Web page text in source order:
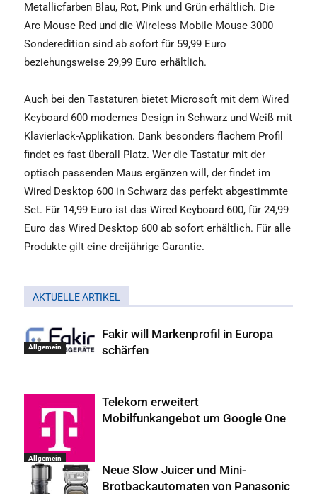
Metallicfarben Blau, Rot, Pink und Grün erhältlich. Die
Arc Mouse Red und die Wireless Mobile Mouse 3000
Sonderedition sind ab sofort für 59,99 Euro
beziehungsweise 29,99 Euro erhältlich.
Auch bei den Tastaturen bietet Microsoft mit dem Wired
Keyboard 600 modernes Design in Schwarz und Weiß mit
Klavierlack-Applikation. Dank besonders flachem Profil
findet es fast überall Platz. Wer die Tastatur mit der
optisch passenden Maus ergänzen will, der findet im
Wired Desktop 600 in Schwarz das perfekt abgestimmte
Set. Für 14,99 Euro ist das Wired Keyboard 600, für 24,99
Euro das Wired Desktop 600 ab sofort erhältlich. Für alle
Produkte gilt eine dreijährige Garantie.
AKTUELLE ARTIKEL
Allgemein
Fakir will Markenprofil in Europa
schärfen
Allgemein
Telekom erweitert
Mobilfunkangebot um Google One
Neue Slow Juicer und Mini-
Brotbackautomaten von Panasonic